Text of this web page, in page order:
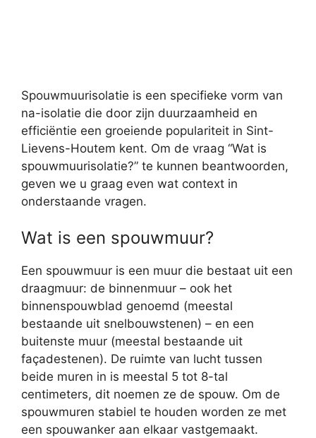
Spouwmuurisolatie is een specifieke vorm van
na-isolatie die door zijn duurzaamheid en
efficiëntie een groeiende populariteit in Sint-
Lievens-Houtem kent. Om de vraag “Wat is
spouwmuurisolatie?” te kunnen beantwoorden,
geven we u graag even wat context in
onderstaande vragen.
Wat is een spouwmuur?
Een spouwmuur is een muur die bestaat uit een
draagmuur: de binnenmuur – ook het
binnenspouwblad genoemd (meestal
bestaande uit snelbouwstenen) – en een
buitenste muur (meestal bestaande uit
façadestenen). De ruimte van lucht tussen
beide muren in is meestal 5 tot 8-tal
centimeters, dit noemen ze de spouw. Om de
spouwmuren stabiel te houden worden ze met
een spouwanker aan elkaar vastgemaakt.